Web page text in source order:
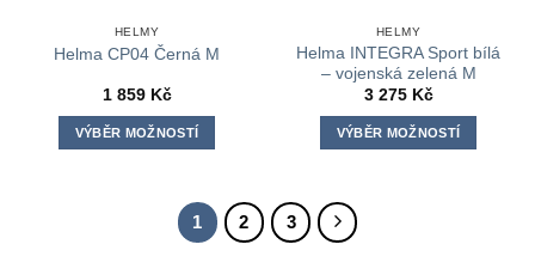
HELMY
Helma CP04 Černá M
1 859 Kč
VÝBĚR MOŽNOSTÍ
HELMY
Helma INTEGRA Sport bílá
– vojenská zelená M
3 275 Kč
VÝBĚR MOŽNOSTÍ
1 2 3